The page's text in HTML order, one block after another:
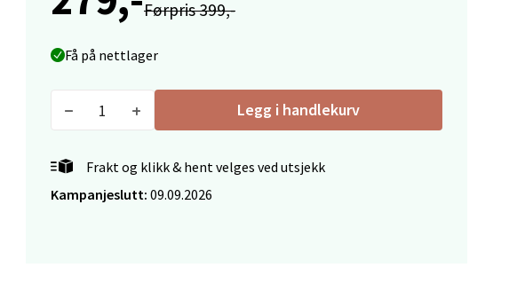
Førpris 399,-
Få på nettlager
Legg i handlekurv
Frakt og klikk & hent velges ved utsjekk
Kampanjeslutt: 09.09.2026